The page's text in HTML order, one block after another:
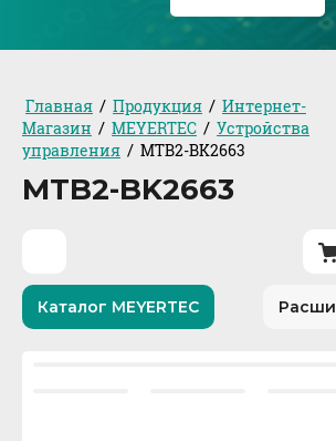
Главная / Продукция / Интернет-
Магазин / MEYERTEC / Устройства
управления / MTB2-BK2663
MTB2-BK2663
Каталог MEYERTEC